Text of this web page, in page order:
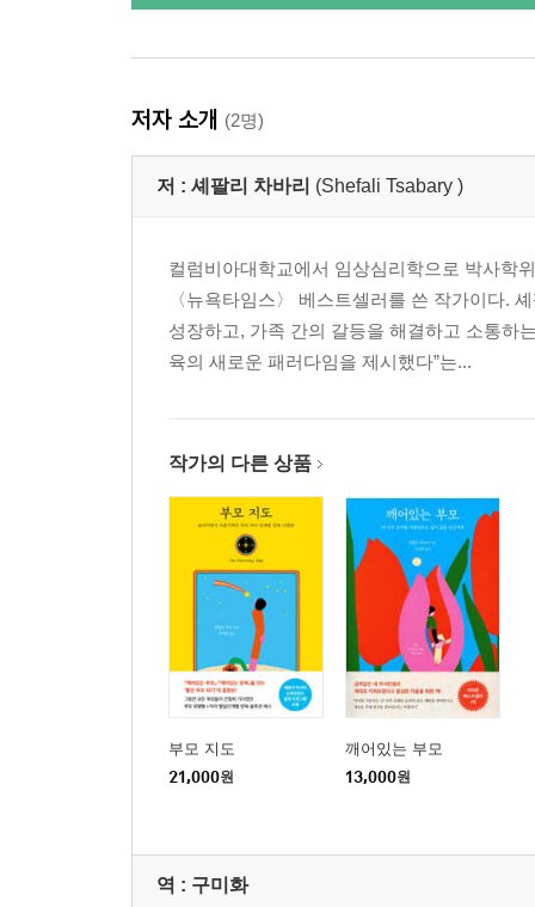
저자 소개 (2명)
저 : 셰팔리 차바리 (Shefali Tsabary )
컬럼비아대학교에서 임상심리학으로 박사학
〈뉴욕타임스〉 베스트셀러를 쓴 작가이다.
성장하고, 가족 간의 갈등을 해결하고 소통하
육의 새로운 패러다임을 제시했다”는...
작가의 다른 상품
부모 지도
21,000원
깨어있는 부모
13,000원
역 : 구미화